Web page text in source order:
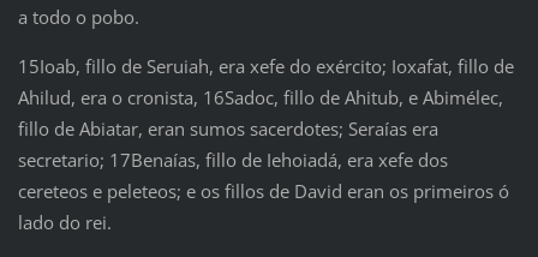
a todo o pobo.
15Ioab, fillo de Seruiah, era xefe do exército; Ioxafat, fillo de
Ahilud, era o cronista, 16Sadoc, fillo de Ahitub, e Abimélec,
fillo de Abiatar, eran sumos sacerdotes; Seraías era
secretario; 17Benaías, fillo de Iehoiadá, era xefe dos
cereteos e peleteos; e os fillos de David eran os primeiros ó
lado do rei.